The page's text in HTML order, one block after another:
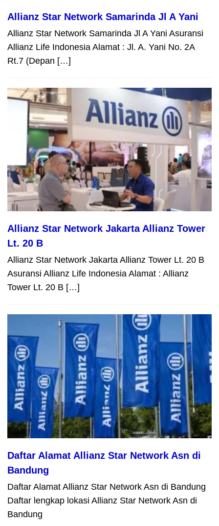
Allianz Star Network Samarinda Jl A Yani
Allianz Star Network Samarinda Jl A Yani Asuransi
Allianz Life Indonesia Alamat : Jl. A. Yani No. 2A
Rt.7 (Depan […]
Allianz Star Network Jakarta Allianz Tower
Lt. 20 B
Allianz Star Network Jakarta Allianz Tower Lt. 20 B
Asuransi Allianz Life Indonesia Alamat : Allianz
Tower Lt. 20 B […]
Daftar Alamat Allianz Star Network Asn di
Bandung
Daftar Alamat Allianz Star Network Asn di Bandung
Daftar lengkap lokasi Allianz Star Network Asn di
Bandung